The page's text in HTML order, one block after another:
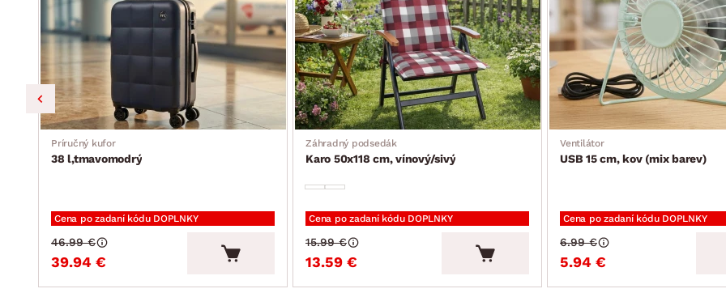
Príručný kufor
38 l,tmavomodrý
Cena po zadaní kódu DOPLNKY
39.94 €
46.99 €
Záhradný podsedák
Karo 50x118 cm, vínový/sivý
Cena po zadaní kódu DOPLNKY
13.59 €
15.99 €
Ventilátor
USB 15 cm, kov (mix barev)
Cena po zadaní kódu DOPLNKY
5.94 €
6.99 €